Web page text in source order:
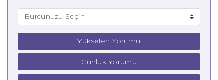
Yükselen Yorumu
Günlük Yorumu